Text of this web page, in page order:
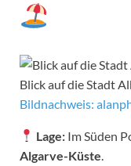
Blick auf die Stadt
Bildnachweis:
Lage: Im Süden
Algarve-Küste